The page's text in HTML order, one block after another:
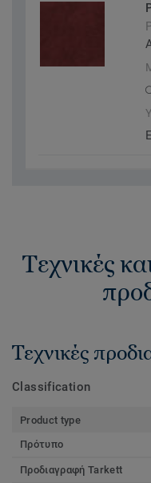
Τεχνικές
Τεχνικές
Classification
Product type
Πρότυπο
Προδιαγραφή Tarkett